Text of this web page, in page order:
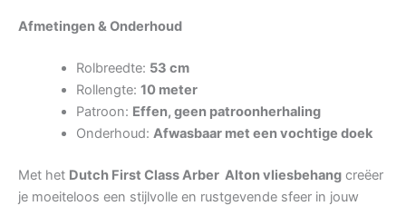
Afmetingen & Onderhoud
Rolbreedte: 53 cm
Rollengte: 10 meter
Patroon: Effen, geen patroonherhaling
Onderhoud: Afwasbaar met een vochtige doek
Met het Dutch First Class Arber Alton vliesbehang creëer
je moeiteloos een stijlvolle en rustgevende sfeer in jouw